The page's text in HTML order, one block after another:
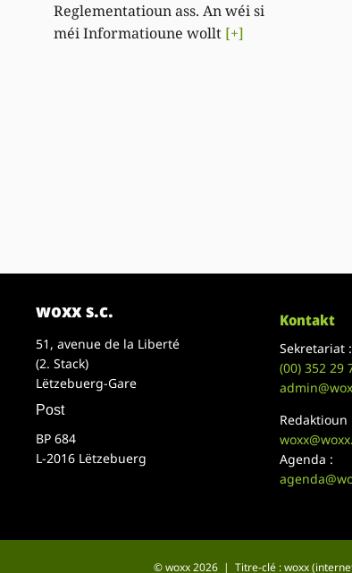
Reglementatioun ass. An wéi si
méi Informatioune wollt [+]
woxx s.c.
51, avenue de la Liberté
(2. Stack)
Lëtzebuerg-Gare
Post
BP 684
L-2016 Lëtzebuerg
Kontakt
Sekretariat :
(00)352 29
Redaktioun
Agenda :
© woxx 2026 | Titre-clé : woxx